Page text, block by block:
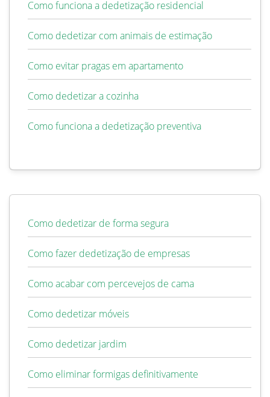
Como funciona a dedetização residencial
Como dedetizar com animais de estimação
Como evitar pragas em apartamento
Como dedetizar a cozinha
Como funciona a dedetização preventiva
Como dedetizar de forma segura
Como fazer dedetização de empresas
Como acabar com percevejos de cama
Como dedetizar móveis
Como dedetizar jardim
Como eliminar formigas definitivamente